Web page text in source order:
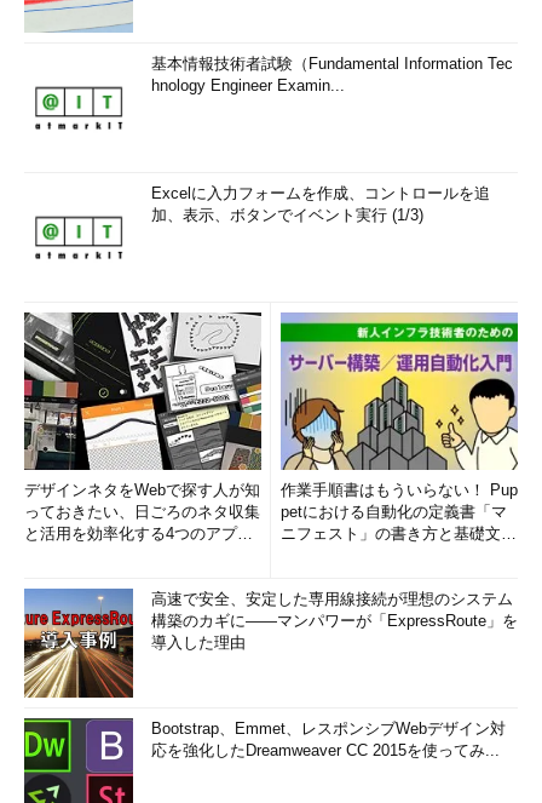
基本情報技術者試験（Fundamental Information Tec
hnology Engineer Examin...
Excelに入力フォームを作成、コントロールを追
加、表示、ボタンでイベント実行 (1/3)
デザインネタをWebで探す人が知
っておきたい、日ごろのネタ収集
と活用を効率化する4つのアプリ
作業手順書はもういらない！ Pup
petにおける自動化の定義書「マ
ニフェスト」の書き方と基礎文法
高速で安全、安定した専用線接続が理想のシステム
構築のカギに――マンパワーが「ExpressRoute」を
導入した理由
Bootstrap、Emmet、レスポンシブWebデザイン対
応を強化したDreamweaver CC 2015を使ってみ...